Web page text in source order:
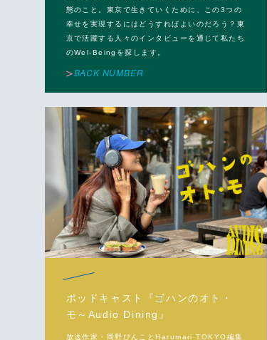
態のこと。東京で生きていくために、この3つの
幸せを実現するにはどうすればよいのだろう？東
京で活躍する人々のインタビューを通じて私たち
のWel-Beingを探します。
BACK NUMBER
ポッドキャスト『ゴハンのオト・
モ～Audio Dining』
放送作家・岡野ぴんことHarumari TOKYO編集